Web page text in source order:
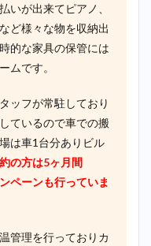
いが出来てピアノ、
ど様々な物を収納出
的な家具の保管には
ムです。
ッフが常駐しており
ているので車での搬
は車1台分ありビル
の方は5ヶ月間
ペーンも行っていま
管理を行っておりカ